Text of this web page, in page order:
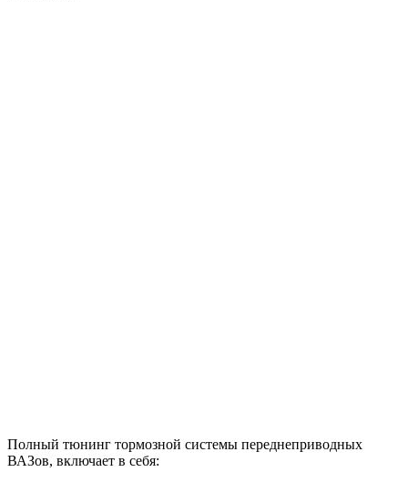
Полный тюнинг тормозной системы переднеприводных
ВАЗов, включает в себя: